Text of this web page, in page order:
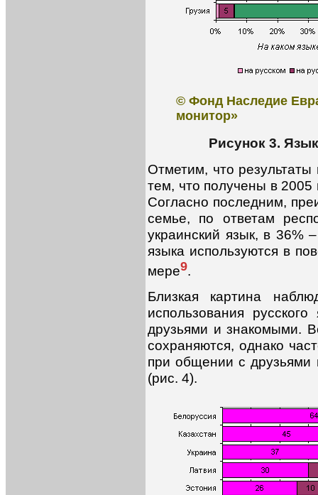
© Фонд Наследие
монитор»
Рисунок 3.
Отметим, что
тем, что получены в 2005
Согласно последним,
семье, по ответам
украинский язык, в 36%
языка используются в
мере9.
Близкая картина
использования
друзьями и знакомыми.
сохраняются, однако
при общении с друзьями
(рис. 4).